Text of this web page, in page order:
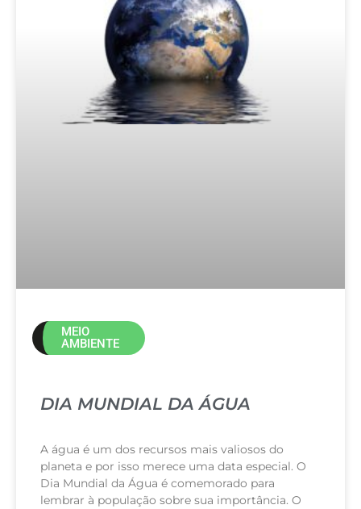
MEIO
AMBIENTE
DIA MUNDIAL DA ÁGUA
A água é um dos recursos mais valiosos do
planeta e por isso merece uma data especial. O
Dia Mundial da Água é comemorado para
lembrar à população sobre sua importância. O